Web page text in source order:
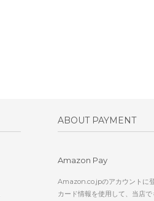
ABOUT PAYMENT
Amazon Pay
Amazon.co.jpのアカウントに
カード情報を使用して、当店で